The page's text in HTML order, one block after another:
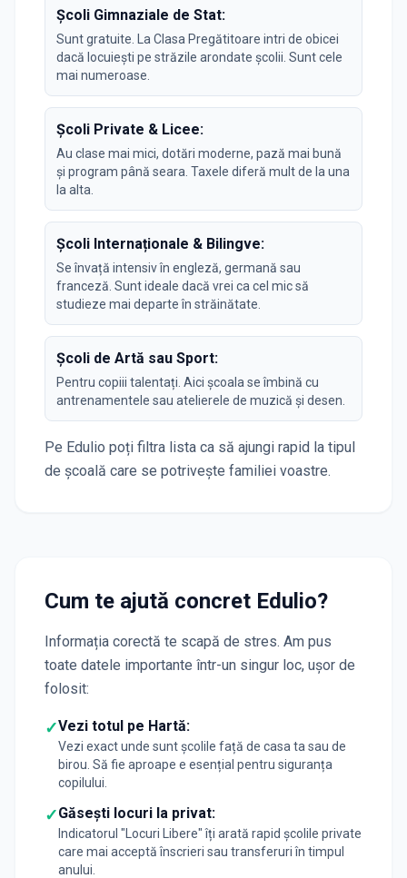
Școli Gimnaziale de Stat:
Sunt gratuite. La Clasa Pregătitoare intri de obicei
dacă locuiești pe străzile arondate școlii. Sunt cele
mai numeroase.
Școli Private & Licee:
Au clase mai mici, dotări moderne, pază mai bună
și program până seara. Taxele diferă mult de la una
la alta.
Școli Internaționale & Bilingve:
Se învață intensiv în engleză, germană sau
franceză. Sunt ideale dacă vrei ca cel mic să
studieze mai departe în străinătate.
Școli de Artă sau Sport:
Pentru copiii talentați. Aici școala se îmbină cu
antrenamentele sau atelierele de muzică și desen.
Pe Edulio poți filtra lista ca să ajungi rapid la tipul
de școală care se potrivește familiei voastre.
Cum te ajută concret Edulio?
Informația corectă te scapă de stres. Am pus
toate datele importante într-un singur loc, ușor de
folosit:
✓Vezi totul pe Hartă:
Vezi exact unde sunt școlile față de casa ta sau de
birou. Să fie aproape e esențial pentru siguranța
copilului.
✓Găsești locuri la privat:
Indicatorul "Locuri Libere" îți arată rapid școlile private
care mai acceptă înscrieri sau transferuri în timpul
anului.